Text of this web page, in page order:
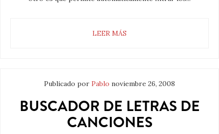
LEER MÁS
Publicado por Pablo noviembre 26, 2008
BUSCADOR DE LETRAS DE
CANCIONES